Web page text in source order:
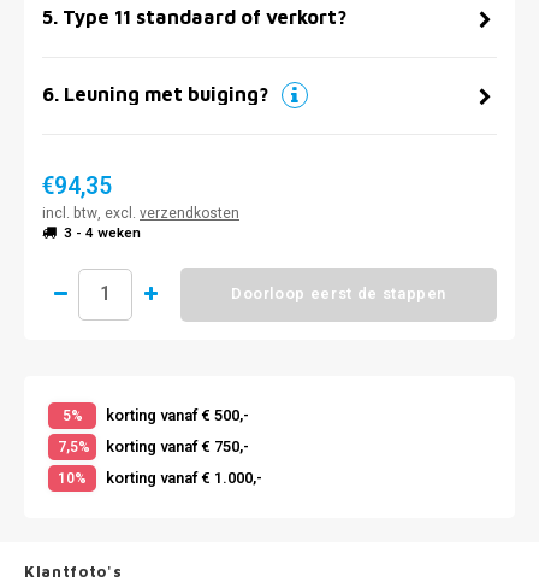
5. Type 11 standaard of verkort?
6. Leuning met buiging?
€94,35
incl. btw, excl. verzendkosten
3 - 4 weken
Doorloop eerst de stappen
5% korting vanaf € 500,-
7,5% korting vanaf € 750,-
10% korting vanaf € 1.000,-
Klantfoto's